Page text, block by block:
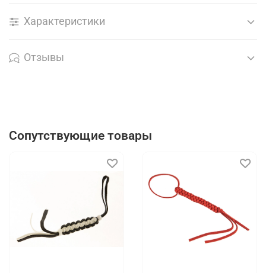
Характеристики
Отзывы
Сопутствующие товары